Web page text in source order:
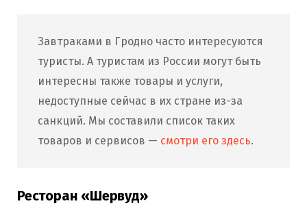
Завтраками в Гродно часто интересуются
туристы. А туристам из России могут быть
интересны также товары и услуги,
недоступные сейчас в их стране из-за
санкций. Мы составили список таких
товаров и сервисов — смотри его здесь.
Ресторан «Шервуд»